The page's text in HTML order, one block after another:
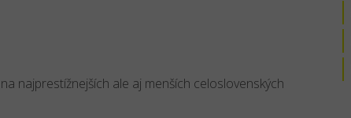
najprestížnejších ale aj menších celoslovenských